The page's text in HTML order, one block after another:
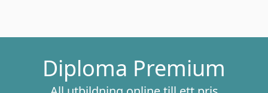
Diploma Premium